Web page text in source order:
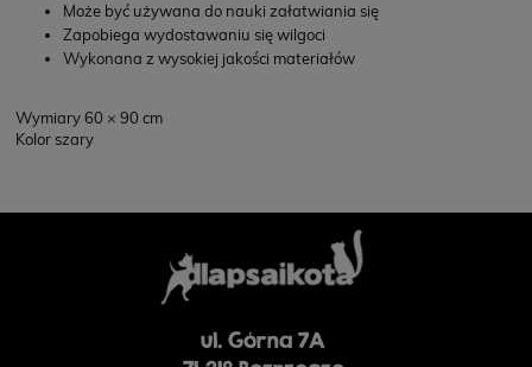
Może być używana do nauki załatwiania się
Zapobiega wydostawaniu się wilgoci
Wykonana z wysokiej jakości materiałów
Wymiary 60 × 90 cm
Kolor szary
ul. Górna 7A